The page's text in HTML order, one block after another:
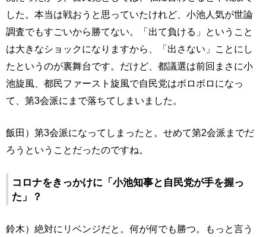
した。本当は戦おうと思っていたけれど、小池人気が世論
調査でもすごいから勝てない。「出て負ける」ということ
は大きなショックになりますから、「出さない」ことにし
たというのが裏舞台です。だけど、都議選は前回まさに小
池旋風、都民ファースト旋風で自民党はボロボロになっ
て、第3会派にまで落ちてしまいました。
飯田）第3会派になってしまったと。せめて第2会派までだ
ろうということだったのですね。
コロナをきっかけに「小池知事と自民党が手を握っ
た」？
鈴木）絶対にリベンジだと。何が何でも勝つ。もっと言う